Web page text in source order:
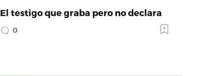
El testigo que graba pero no declara
0